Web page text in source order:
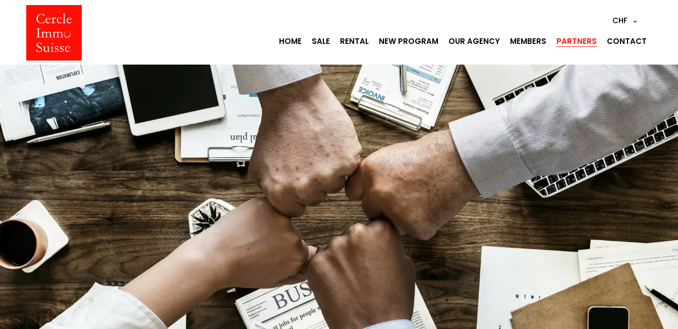
CHF
HOME
SALE RENTAL NEW PROGRAM OUR AGENCY MEMBERS PARTNERS CONTACT